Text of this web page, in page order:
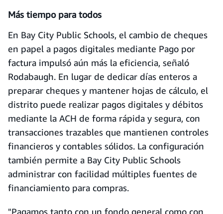
Más tiempo para todos
En Bay City Public Schools, el cambio de cheques
en papel a pagos digitales mediante Pago por
factura impulsó aún más la eficiencia, señaló
Rodabaugh. En lugar de dedicar días enteros a
preparar cheques y mantener hojas de cálculo, el
distrito puede realizar pagos digitales y débitos
mediante la ACH de forma rápida y segura, con
transacciones trazables que mantienen controles
financieros y contables sólidos. La configuración
también permite a Bay City Public Schools
administrar con facilidad múltiples fuentes de
financiamiento para compras.
"Pagamos tanto con un fondo general como con